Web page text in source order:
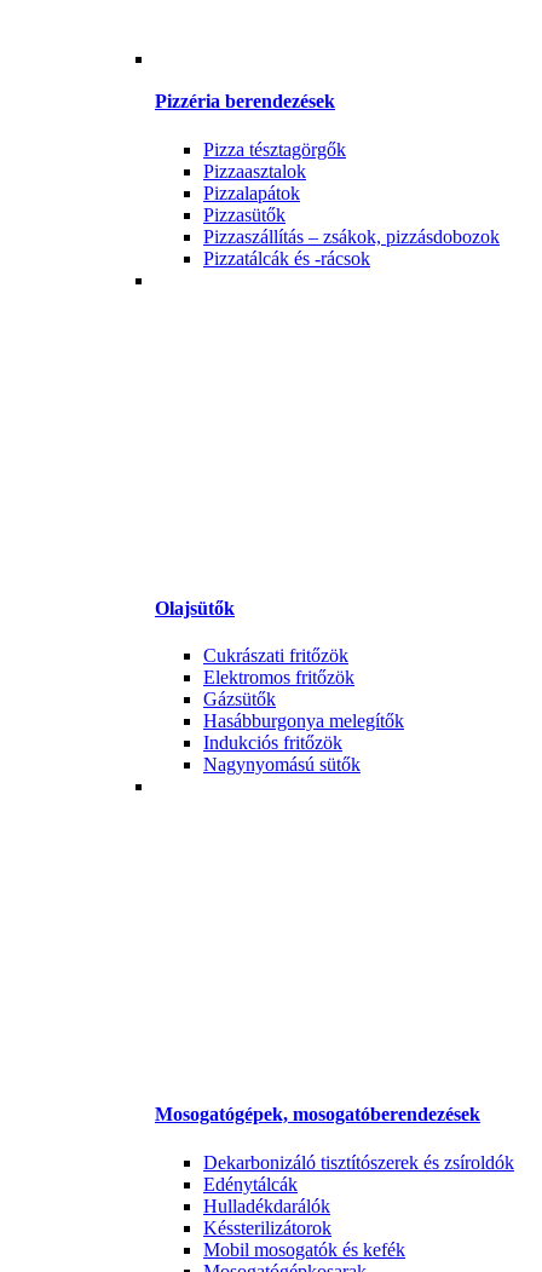
Pizzéria berendezések
Pizza tésztagörgők
Pizzaasztalok
Pizzalapátok
Pizzasütők
Pizzaszállítás – zsákok, pizzásdobozok
Pizzatálcák és -rácsok
Olajsütők
Cukrászati fritőzök
Elektromos fritőzök
Gázsütők
Hasábburgonya melegítők
Indukciós fritőzök
Nagynyomású sütők
Mosogatógépek, mosogatóberendezések
Dekarbonizáló tisztítószerek és zsíroldók
Edénytálcák
Hulladékdarálók
Késsterilizátorok
Mobil mosogatók és kefék